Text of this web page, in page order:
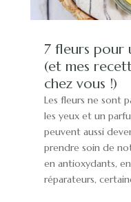
7 fleurs pour
(et mes
chez vous !)
Les fleurs ne sont
les yeux et un
peuvent aussi
prendre soin de
en antioxydants,
réparateurs,